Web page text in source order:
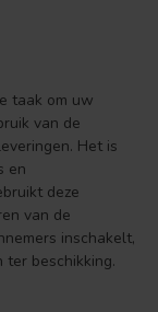
taak om uw
van de
Het is
en
deze
van de
inschakelt,
ter beschikking.